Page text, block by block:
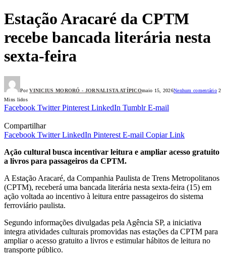
Estação Aracaré da CPTM
recebe bancada literária nesta
sexta-feira
Por VINICIUS MORORÓ - JORNALISTA ATÍPICOmaio 15, 2026Nenhum comentário 2
Mins lidos
Facebook Twitter Pinterest LinkedIn Tumblr E-mail
Compartilhar
Facebook Twitter LinkedIn Pinterest E-mail Copiar Link
Ação cultural busca incentivar leitura e ampliar acesso gratuito
a livros para passageiros da CPTM.
A Estação Aracaré, da Companhia Paulista de Trens Metropolitanos
(CPTM), receberá uma bancada literária nesta sexta-feira (15) em
ação voltada ao incentivo à leitura entre passageiros do sistema
ferroviário paulista.
Segundo informações divulgadas pela Agência SP, a iniciativa
integra atividades culturais promovidas nas estações da CPTM para
ampliar o acesso gratuito a livros e estimular hábitos de leitura no
transporte público.